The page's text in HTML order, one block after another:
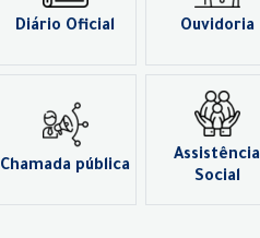
Diário Oficial Ouvidoria
Chamada pública
Assistência
Social